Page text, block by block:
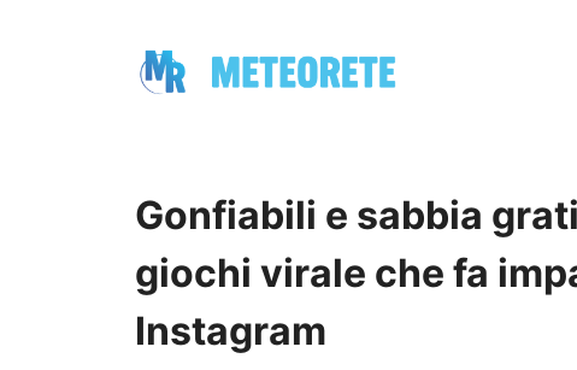
Gonfiabili e sabbia
giochi virale che fa
Instagram